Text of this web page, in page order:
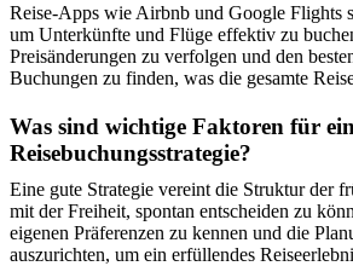
Reise-Apps wie Airbnb und Google Flights
um Unterkünfte und Flüge effektiv zu
Preisänderungen zu verfolgen und den
Buchungen zu finden, was die gesamte
Was sind wichtige Faktoren für
Reisebuchungsstrategie?
Eine gute Strategie vereint die Struktur der
mit der Freiheit, spontan entscheiden zu
eigenen Präferenzen zu kennen und die
auszurichten, um ein erfüllendes